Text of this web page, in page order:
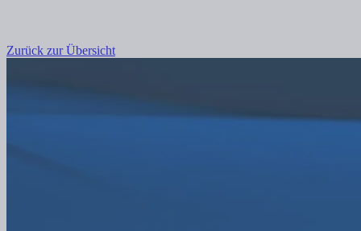
Zurück zur Übersicht